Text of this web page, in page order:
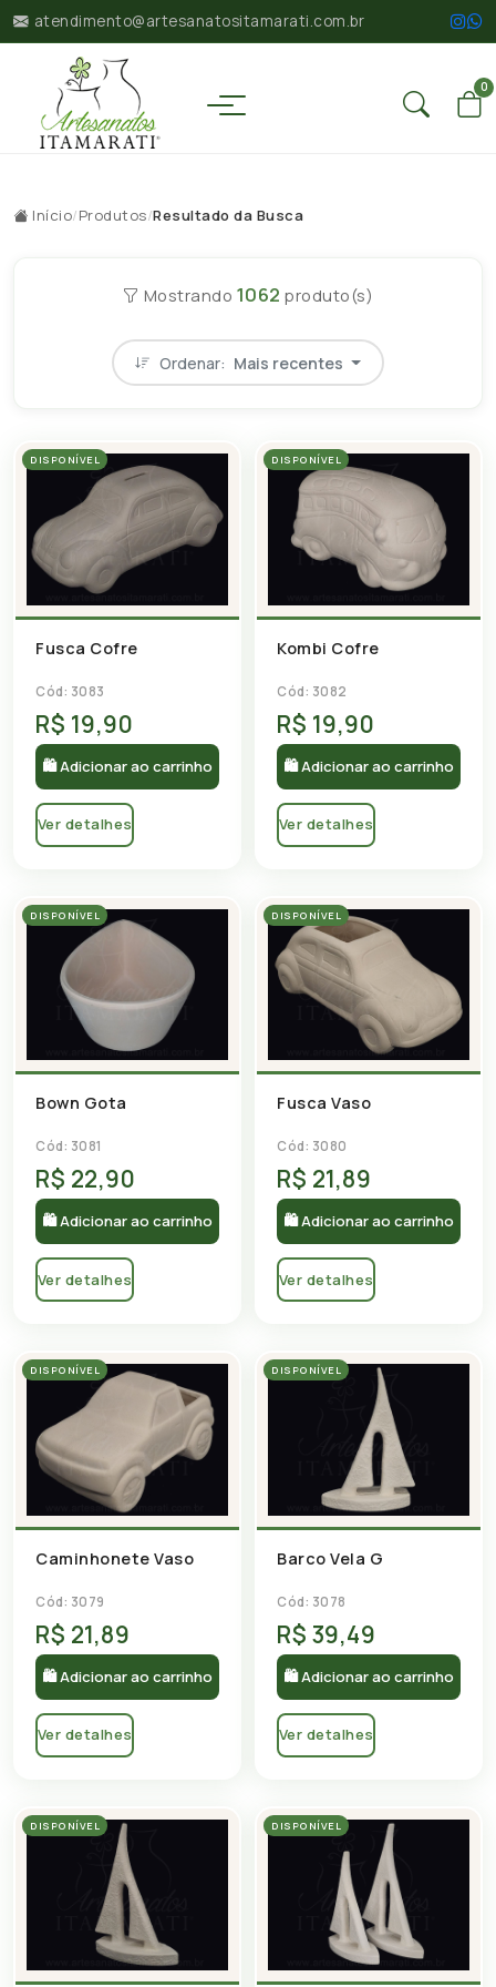
atendimento@artesanatositamarati.com.br
0
Início/Produtos/Resultado da Busca
Mostrando 1062 produto(s)
Ordenar: Mais recentes
DISPONÍVEL
Fusca Cofre
Cód: 3083
R$ 19,90
🛍 Adicionar ao carrinho
Ver detalhes
DISPONÍVEL
Kombi Cofre
Cód: 3082
R$ 19,90
🛍 Adicionar ao carrinho
Ver detalhes
DISPONÍVEL
Bown Gota
Cód: 3081
R$ 22,90
🛍 Adicionar ao carrinho
Ver detalhes
DISPONÍVEL
Fusca Vaso
Cód: 3080
R$ 21,89
🛍 Adicionar ao carrinho
Ver detalhes
DISPONÍVEL
Caminhonete Vaso
Cód: 3079
R$ 21,89
🛍 Adicionar ao carrinho
Ver detalhes
DISPONÍVEL
Barco Vela G
Cód: 3078
R$ 39,49
🛍 Adicionar ao carrinho
Ver detalhes
DISPONÍVEL DISPONÍVEL